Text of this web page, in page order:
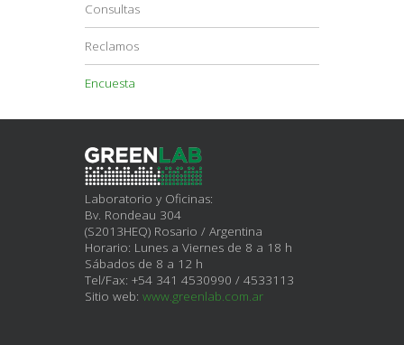
Consultas
Reclamos
Encuesta
Laboratorio y Oficinas:
Bv. Rondeau 304
(S2013HEQ) Rosario / Argentina
Horario: Lunes a Viernes de 8 a 18 h
Sábados de 8 a 12 h
Tel/Fax: +54 341 4530990 / 4533113
Sitio web: www.greenlab.com.ar